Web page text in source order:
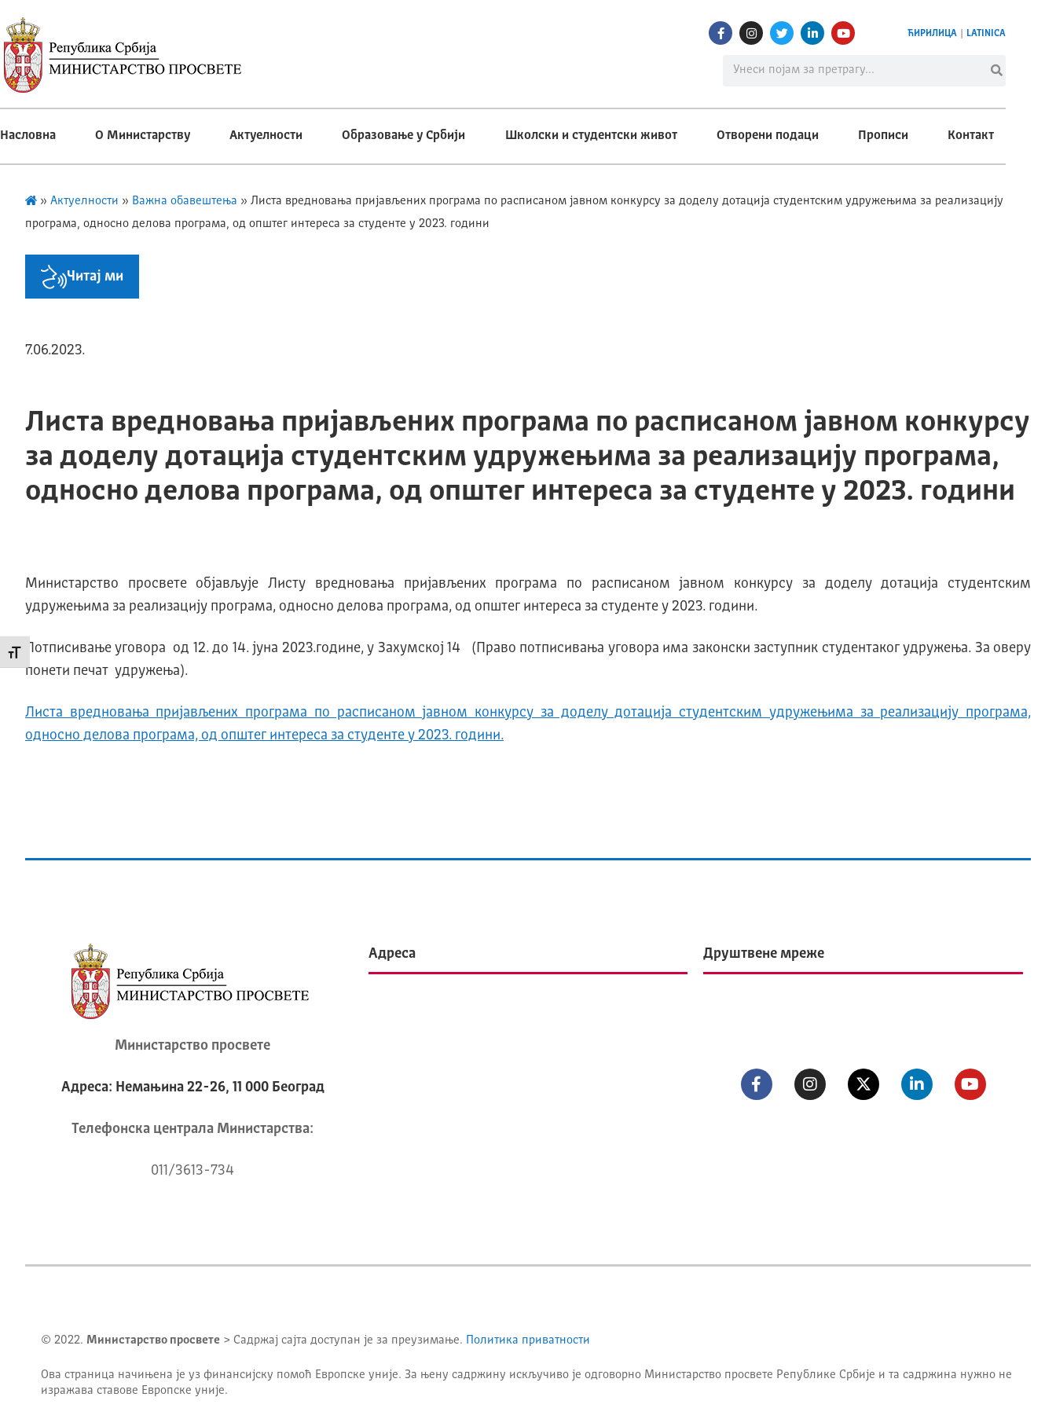
Промени величину слова
ЋИРИЛИЦА LATINICA
Насловна О Министарству Актуелности Образовање у Србији Школски и студентски живот Отворени подаци Прописи Контакт
» Актуелности » Важна обавештења » Листа вредновања пријављених програма по расписаном јавном конкурсу за доделу дотација студентским удружењима за реализацију
програма, односно делова програма, од општег интереса за студенте у 2023. години
Читај ми
7.06.2023.
Листа вредновања пријављених програма по расписаном јавном конкурсу
за доделу дотација студентским удружењима за реализацију програма,
односно делова програма, од општег интереса за студенте у 2023. години
Министарство просвете објављује Листу вредновања пријављених програма по расписаном јавном конкурсу за доделу дотација студентским
удружењима за реализацију програма, односно делова програма, од општег интереса за студенте у 2023. години.
Потписивање уговора од 12. до 14. јуна 2023.године, у Захумској 14 (Право потписивања уговора има законски заступник студентаког удружења. За оверу
понети печат удружења).
Листа вредновања пријављених програма по расписаном јавном конкурсу за доделу дотација студентским удружењима за реализацију програма,
односно делова програма, од општег интереса за студенте у 2023. години.
Министарство просвете
Адреса: Немањина 22-26, 11 000 Београд
Телeфонска централа Mинистарства:
011/3613-734
Адреса Друштвене мреже
© 2022. Министарство просвете > Садржај сајта доступан је за преузимање. Политика приватности
Ова страница начињена је уз финансијску помоћ Европске уније. За њену садржину искључиво је одговорно Министарство просвете Републике Србије и та садржина нужно не
изражава ставове Европске уније.